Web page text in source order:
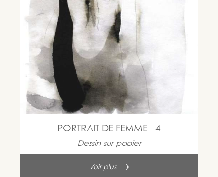
PORTRAIT DE FEMME - 4
Dessin sur papier
Voir plus